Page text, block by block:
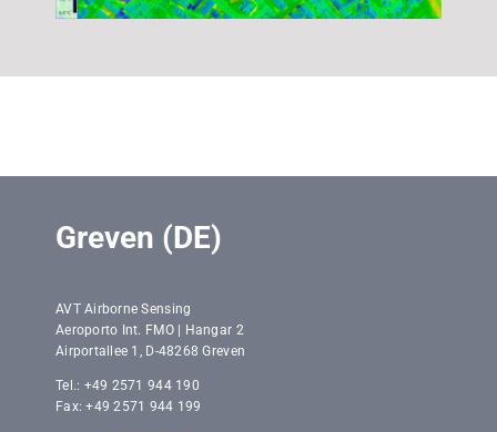
Greven (DE)
AVT Airborne Sensing
Aeroporto Int. FMO | Hangar 2
Airportallee 1, D-48268 Greven
Tel.: +49 2571 944 190
Fax: +49 2571 944 199